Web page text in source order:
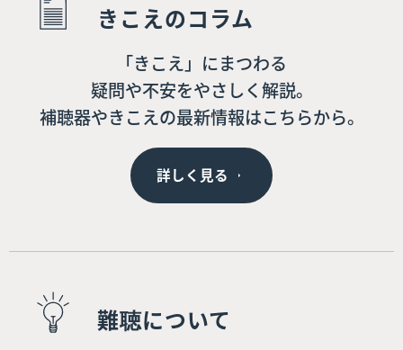
きこえのコラム
「きこえ」にまつわる
疑問や不安をやさしく解説。
補聴器やきこえの最新情報はこちらから。
詳しく見る
難聴について